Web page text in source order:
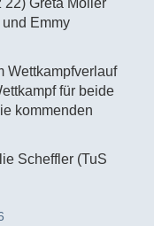
22) Greta Möller
Emmy
Wettkampfverlauf
für beide
kommenden
Scheffler (TuS